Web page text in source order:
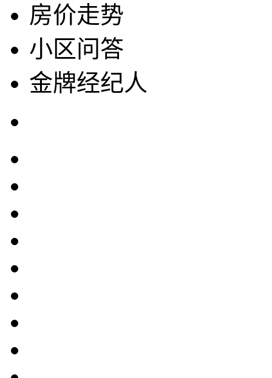
房价走势
小区问答
金牌经纪人